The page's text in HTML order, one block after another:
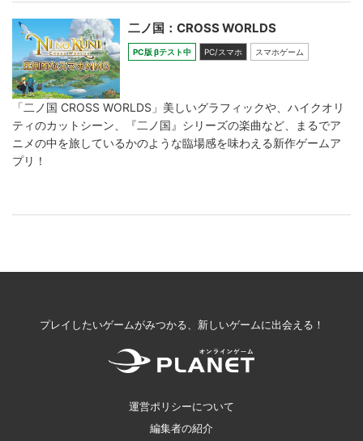
二ノ国：CROSS WORLDS
PC版 βテスト中 PC/スマホ スマホゲーム
「二ノ国 CROSS WORLDS」美しいグラフィックや、ハイクオリ
ティのカットシーン、『二ノ国』シリーズの楽曲など、まるでア
ニメの中を旅しているかのような臨場感を味わえる新作ゲームア
プリ！
プレイしたいゲームがみつかる、新しいゲームに出会える！
運営ポリシーについて
編集者の紹介